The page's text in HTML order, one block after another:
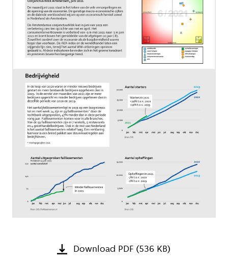
Download PDF (536 KB)